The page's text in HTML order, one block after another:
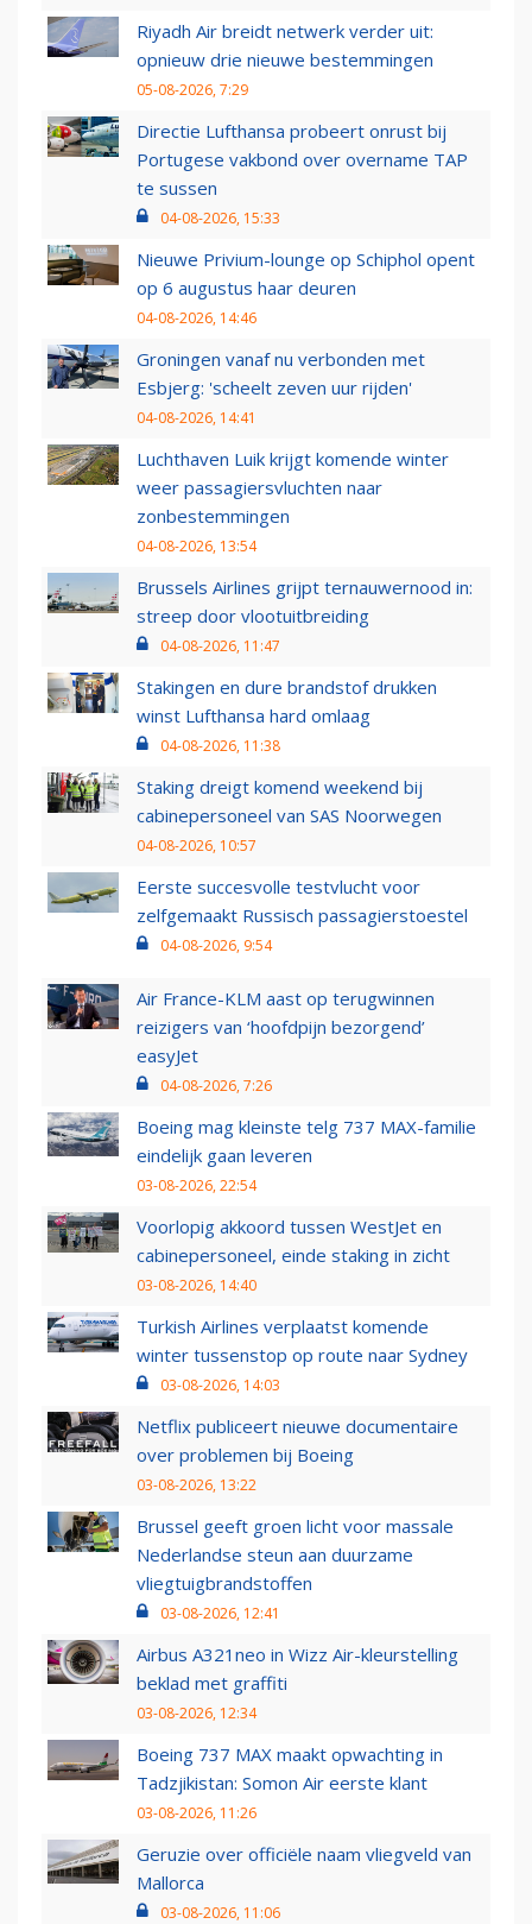
Riyadh Air breidt netwerk verder uit:
opnieuw drie nieuwe bestemmingen
05-08-2026, 7:29
Directie Lufthansa probeert onrust bij
Portugese vakbond over overname TAP
te sussen
04-08-2026, 15:33
Nieuwe Privium-lounge op Schiphol opent
op 6 augustus haar deuren
04-08-2026, 14:46
Groningen vanaf nu verbonden met
Esbjerg: 'scheelt zeven uur rijden'
04-08-2026, 14:41
Luchthaven Luik krijgt komende winter
weer passagiersvluchten naar
zonbestemmingen
04-08-2026, 13:54
Brussels Airlines grijpt ternauwernood in:
streep door vlootuitbreiding
04-08-2026, 11:47
Stakingen en dure brandstof drukken
winst Lufthansa hard omlaag
04-08-2026, 11:38
Staking dreigt komend weekend bij
cabinepersoneel van SAS Noorwegen
04-08-2026, 10:57
Eerste succesvolle testvlucht voor
zelfgemaakt Russisch passagierstoestel
04-08-2026, 9:54
Air France-KLM aast op terugwinnen
reizigers van ‘hoofdpijn bezorgend’
easyJet
04-08-2026, 7:26
Boeing mag kleinste telg 737 MAX-familie
eindelijk gaan leveren
03-08-2026, 22:54
Voorlopig akkoord tussen WestJet en
cabinepersoneel, einde staking in zicht
03-08-2026, 14:40
Turkish Airlines verplaatst komende
winter tussenstop op route naar Sydney
03-08-2026, 14:03
Netflix publiceert nieuwe documentaire
over problemen bij Boeing
03-08-2026, 13:22
Brussel geeft groen licht voor massale
Nederlandse steun aan duurzame
vliegtuigbrandstoffen
03-08-2026, 12:41
Airbus A321neo in Wizz Air-kleurstelling
beklad met graffiti
03-08-2026, 12:34
Boeing 737 MAX maakt opwachting in
Tadzjikistan: Somon Air eerste klant
03-08-2026, 11:26
Geruzie over officiële naam vliegveld van
Mallorca
03-08-2026, 11:06